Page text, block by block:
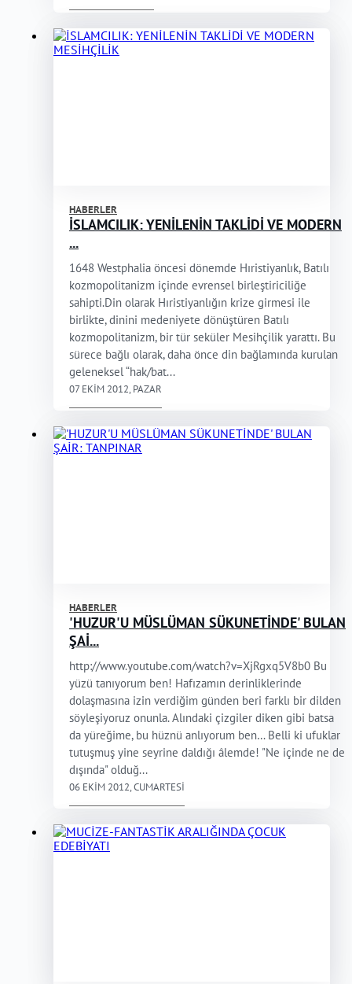
HABERLER
İSLAMCILIK: YENİLENİN TAKLİDİ VE MODERN
...
1648 Westphalia öncesi dönemde Hıristiyanlık, Batılı
kozmopolitanizm içinde evrensel birleştiriciliğe
sahipti.Din olarak Hıristiyanlığın krize girmesi ile
birlikte, dinini medeniyete dönüştüren Batılı
kozmopolitanizm, bir tür seküler Mesihçilik yarattı. Bu
sürece bağlı olarak, daha önce din bağlamında kurulan
geleneksel “hak/bat...
07 EKIM 2012, PAZAR
HABERLER
'HUZUR'U MÜSLÜMAN SÜKUNETİNDE' BULAN
ŞAİ...
http://www.youtube.com/watch?v=XjRgxq5V8b0 Bu
yüzü tanıyorum ben! Hafızamın derinliklerinde
dolaşmasına izin verdiğim günden beri farklı bir dilden
söyleşiyoruz onunla. Alındaki çizgiler diken gibi batsa
da yüreğime, bu hüznü anlıyorum ben… Belli ki ufuklar
tutuşmuş yine seyrine daldığı âlemde! "Ne içinde ne de
dışında" olduğ...
06 EKIM 2012, CUMARTESI